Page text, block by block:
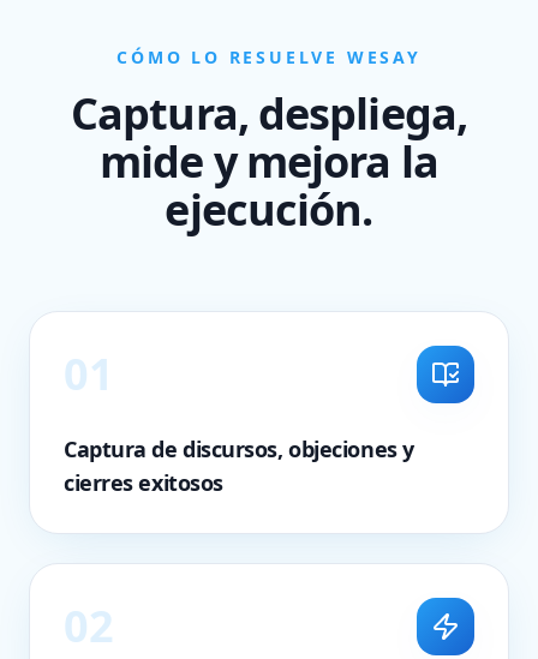
CÓMO LO RESUELVE WESAY
Captura, despliega,
mide y mejora la
ejecución.
01
Captura de discursos, objeciones y
cierres exitosos
02